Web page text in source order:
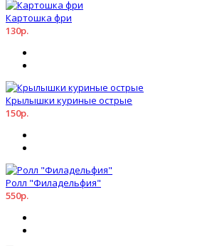
Картошка фри
130р.
Крылышки куриные острые
150р.
Ролл "Филадельфия"
550р.